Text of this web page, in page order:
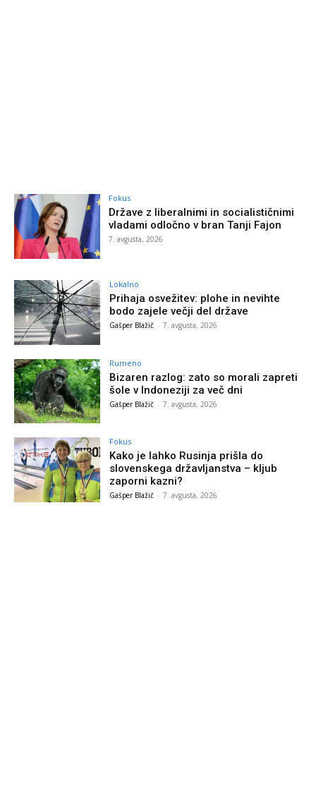
Fokus
Države z liberalnimi in socialističnimi
vladami odločno v bran Tanji Fajon
7. avgusta, 2026
Lokalno
Prihaja osvežitev: plohe in nevihte
bodo zajele večji del države
Gašper Blažič - 7. avgusta, 2026
Rumeno
Bizaren razlog: zato so morali zapreti
šole v Indoneziji za več dni
Gašper Blažič - 7. avgusta, 2026
Fokus
Kako je lahko Rusinja prišla do
slovenskega državljanstva – kljub
zaporni kazni?
Gašper Blažič - 7. avgusta, 2026